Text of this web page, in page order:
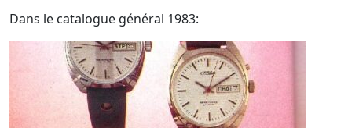
Dans le catalogue général 1983: